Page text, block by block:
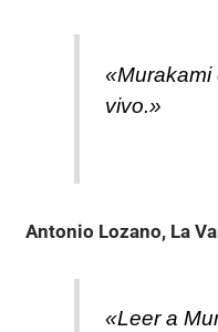
«Murakami
vivo.»
Antonio Lozano, La
«Leer a